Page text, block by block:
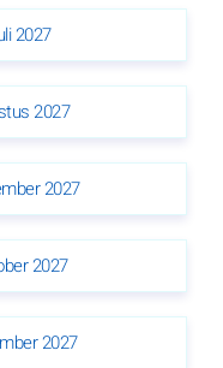
2027
2027
2027
2027
2027